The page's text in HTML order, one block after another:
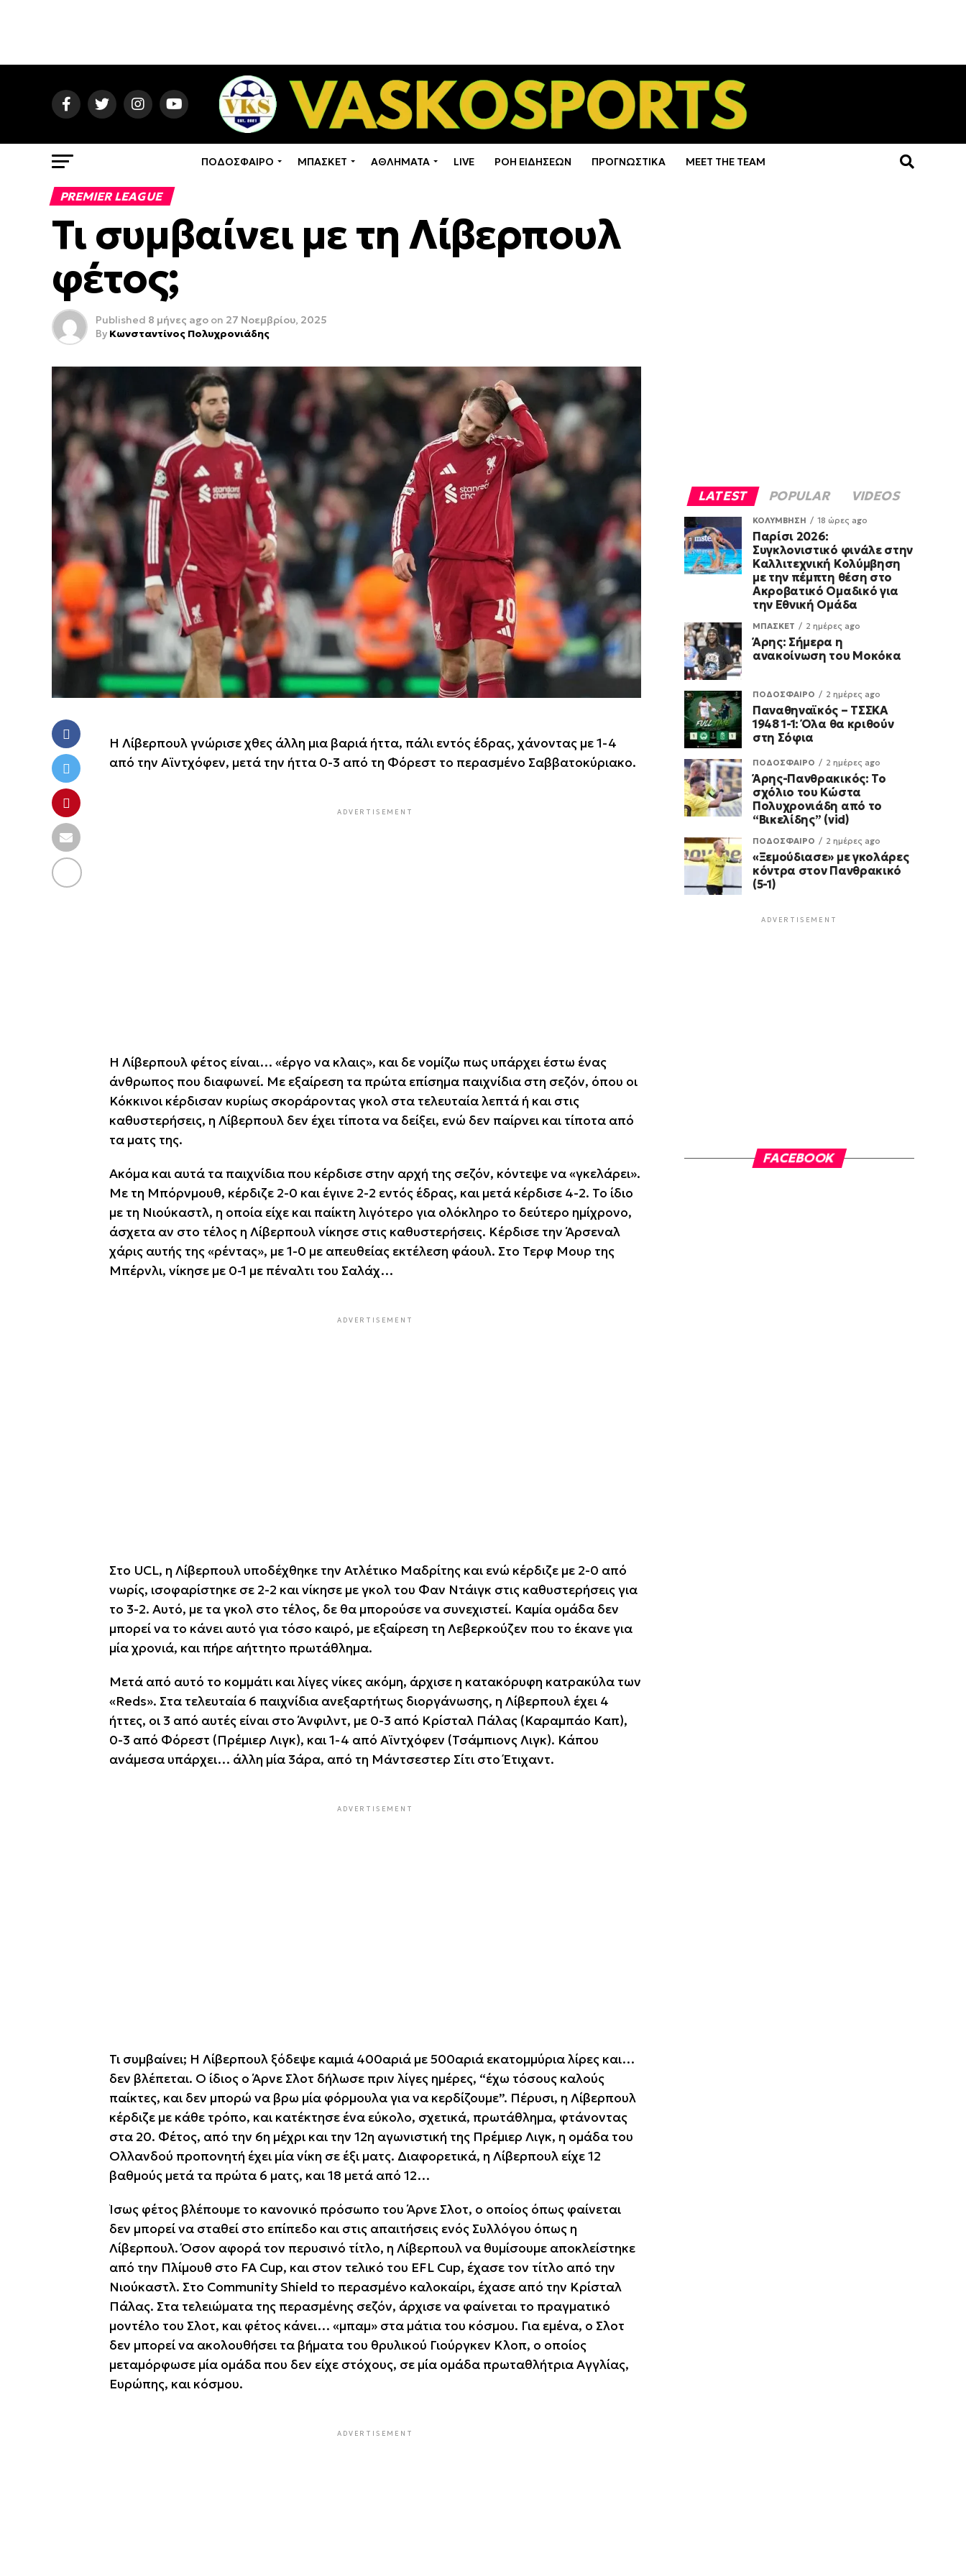
ΠΟΔΟΣΦΑΙΡΟ ΜΠΑΣΚΕΤ ΑΘΛΗΜΑΤΑ LIVE ΡΟΗ ΕΙΔΗΣΕΩΝ ΠΡΟΓΝΩΣΤΙΚΑ MEET THE TEAM
PREMIER LEAGUE
Τι συμβαίνει με τη Λίβερπουλ
φέτος;
Published 8 μήνες ago on 27 Νοεμβρίου, 2025
By Κωνσταντίνος Πολυχρονιάδης
Η Λίβερπουλ γνώρισε χθες άλλη μια βαριά ήττα, πάλι εντός έδρας, χάνοντας με 1-4
από την Αϊντχόφεν, μετά την ήττα 0-3 από τη Φόρεστ το περασμένο Σαββατοκύριακο.
ADVERTISEMENT
Η Λίβερπουλ φέτος είναι… «έργο να κλαις», και δε νομίζω πως υπάρχει έστω ένας
άνθρωπος που διαφωνεί. Με εξαίρεση τα πρώτα επίσημα παιχνίδια στη σεζόν, όπου οι
Κόκκινοι κέρδισαν κυρίως σκοράροντας γκολ στα τελευταία λεπτά ή και στις
καθυστερήσεις, η Λίβερπουλ δεν έχει τίποτα να δείξει, ενώ δεν παίρνει και τίποτα από
τα ματς της.
Ακόμα και αυτά τα παιχνίδια που κέρδισε στην αρχή της σεζόν, κόντεψε να «γκελάρει».
Με τη Μπόρνμουθ, κέρδιζε 2-0 και έγινε 2-2 εντός έδρας, και μετά κέρδισε 4-2. Το ίδιο
με τη Νιούκαστλ, η οποία είχε και παίκτη λιγότερο για ολόκληρο το δεύτερο ημίχρονο,
άσχετα αν στο τέλος η Λίβερπουλ νίκησε στις καθυστερήσεις. Κέρδισε την Άρσεναλ
χάρις αυτής της «ρέντας», με 1-0 με απευθείας εκτέλεση φάουλ. Στο Τερφ Μουρ της
Μπέρνλι, νίκησε με 0-1 με πέναλτι του Σαλάχ…
ADVERTISEMENT
Στο UCL, η Λίβερπουλ υποδέχθηκε την Ατλέτικο Μαδρίτης και ενώ κέρδιζε με 2-0 από
νωρίς, ισοφαρίστηκε σε 2-2 και νίκησε με γκολ του Φαν Ντάιγκ στις καθυστερήσεις για
το 3-2. Αυτό, με τα γκολ στο τέλος, δε θα μπορούσε να συνεχιστεί. Καμία ομάδα δεν
μπορεί να το κάνει αυτό για τόσο καιρό, με εξαίρεση τη Λεβερκούζεν που το έκανε για
μία χρονιά, και πήρε αήττητο πρωτάθλημα.
Μετά από αυτό το κομμάτι και λίγες νίκες ακόμη, άρχισε η κατακόρυφη κατρακύλα των
«Reds». Στα τελευταία 6 παιχνίδια ανεξαρτήτως διοργάνωσης, η Λίβερπουλ έχει 4
ήττες, οι 3 από αυτές είναι στο Άνφιλντ, με 0-3 από Κρίσταλ Πάλας (Καραμπάο Καπ),
0-3 από Φόρεστ (Πρέμιερ Λιγκ), και 1-4 από Αϊντχόφεν (Τσάμπιονς Λιγκ). Κάπου
ανάμεσα υπάρχει… άλλη μία 3άρα, από τη Μάντσεστερ Σίτι στο Έτιχαντ.
ADVERTISEMENT
Τι συμβαίνει; Η Λίβερπουλ ξόδεψε καμιά 400αριά με 500αριά εκατομμύρια λίρες και…
δεν βλέπεται. Ο ίδιος ο Άρνε Σλοτ δήλωσε πριν λίγες ημέρες, “έχω τόσους καλούς
παίκτες, και δεν μπορώ να βρω μία φόρμουλα για να κερδίζουμε”. Πέρυσι, η Λίβερπουλ
κέρδιζε με κάθε τρόπο, και κατέκτησε ένα εύκολο, σχετικά, πρωτάθλημα, φτάνοντας
στα 20. Φέτος, από την 6η μέχρι και την 12η αγωνιστική της Πρέμιερ Λιγκ, η ομάδα του
Ολλανδού προπονητή έχει μία νίκη σε έξι ματς. Διαφορετικά, η Λίβερπουλ είχε 12
βαθμούς μετά τα πρώτα 6 ματς, και 18 μετά από 12…
Ίσως φέτος βλέπουμε το κανονικό πρόσωπο του Άρνε Σλοτ, ο οποίος όπως φαίνεται
δεν μπορεί να σταθεί στο επίπεδο και στις απαιτήσεις ενός Συλλόγου όπως η
Λίβερπουλ. Όσον αφορά τον περυσινό τίτλο, η Λίβερπουλ να θυμίσουμε αποκλείστηκε
από την Πλίμουθ στο FA Cup, και στον τελικό του EFL Cup, έχασε τον τίτλο από την
Νιούκαστλ. Στο Community Shield το περασμένο καλοκαίρι, έχασε από την Κρίσταλ
Πάλας. Στα τελειώματα της περασμένης σεζόν, άρχισε να φαίνεται το πραγματικό
μοντέλο του Σλοτ, και φέτος κάνει… «μπαμ» στα μάτια του κόσμου. Για εμένα, ο Σλοτ
δεν μπορεί να ακολουθήσει τα βήματα του θρυλικού Γιούργκεν Κλοπ, ο οποίος
μεταμόρφωσε μία ομάδα που δεν είχε στόχους, σε μία ομάδα πρωταθλήτρια Αγγλίας,
Ευρώπης, και κόσμου.
ADVERTISEMENT
LATEST POPULAR VIDEOS
ΚΟΛΥΜΒΗΣΗ 18 ώρες ago
Παρίσι 2026:
Συγκλονιστικό φινάλε στην
Καλλιτεχνική Κολύμβηση
με την πέμπτη θέση στο
Ακροβατικό Ομαδικό για
την Εθνική Ομάδα
ΜΠΑΣΚΕΤ 2 ημέρες ago
Άρης: Σήμερα η
ανακοίνωση του Μοκόκα
ΠΟΔΟΣΦΑΙΡΟ 2 ημέρες ago
Παναθηναϊκός – ΤΣΣΚΑ
1948 1-1: Όλα θα κριθούν
στη Σόφια
ΠΟΔΟΣΦΑΙΡΟ 2 ημέρες ago
Άρης-Πανθρακικός: Το
σχόλιο του Κώστα
Πολυχρονιάδη από το
“Βικελίδης” (vid)
ΠΟΔΟΣΦΑΙΡΟ 2 ημέρες ago
«Ξεμούδιασε» με γκολάρες
κόντρα στον Πανθρακικό
(5-1)
ADVERTISEMENT
FACEBOOK